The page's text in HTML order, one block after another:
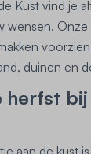
Kust vind je
wensen.
duinen en
herfst